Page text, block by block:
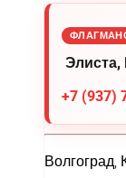
+7 (937)
Волгоград,